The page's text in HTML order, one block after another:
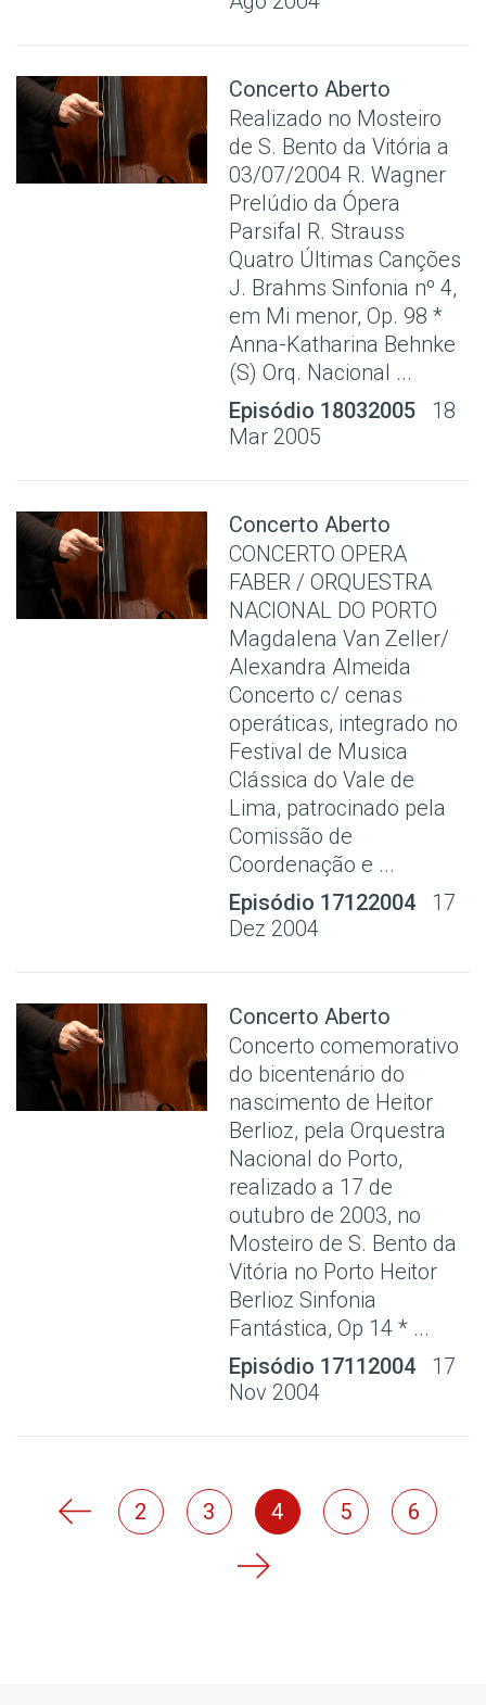
Concerto Aberto
Realizado no Mosteiro
de S. Bento da Vitória a
03/07/2004 R. Wagner
Prelúdio da Ópera
Parsifal R. Strauss
Quatro Últimas Canções
J. Brahms Sinfonia nº 4,
em Mi menor, Op. 98 *
Anna-Katharina Behnke
(S) Orq. Nacional ...
Episódio 18032005
18
Mar 2005
Concerto Aberto
CONCERTO OPERA
FABER / ORQUESTRA
NACIONAL DO PORTO
Magdalena Van Zeller/
Alexandra Almeida
Concerto c/ cenas
operáticas, integrado no
Festival de Musica
Clássica do Vale de
Lima, patrocinado pela
Comissão de
Coordenação e ...
Episódio 17122004
17
Dez 2004
Concerto Aberto
Concerto comemorativo
do bicentenário do
nascimento de Heitor
Berlioz, pela Orquestra
Nacional do Porto,
realizado a 17 de
outubro de 2003, no
Mosteiro de S. Bento da
Vitória no Porto Heitor
Berlioz Sinfonia
Fantástica, Op 14 * ...
Episódio 17112004
17
Nov 2004
2 3 4 5 6